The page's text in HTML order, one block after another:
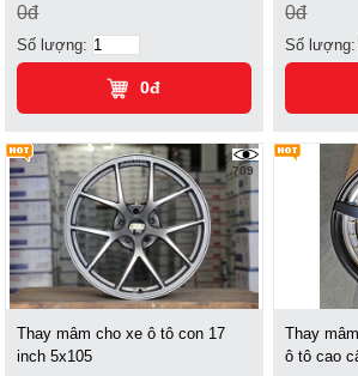
0đ
Số lượng:
0đ
0đ
Số lượng:
709
Thay mâm cho xe ô tô con 17
inch 5x105
Thay
ô tô cao